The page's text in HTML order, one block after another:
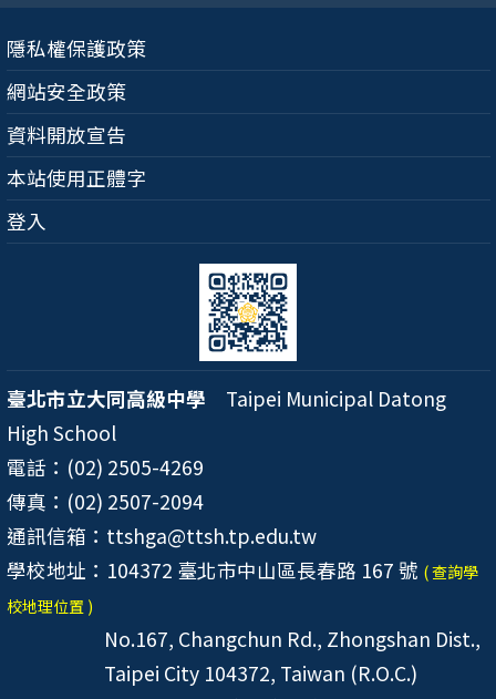
隱私權保護政策
網站安全政策
資料開放宣告
本站使用正體字
登入
臺北市立大同高級中學 Taipei Municipal Datong
High School
電話：(02) 2505-4269
傳真：(02) 2507-2094
通訊信箱：ttshga@ttsh.tp.edu.tw
學校地址：104372 臺北市中山區長春路 167 號 ( 查詢學
校地理位置 )
No.167, Changchun Rd., Zhongshan Dist.,
Taipei City 104372, Taiwan (R.O.C.)